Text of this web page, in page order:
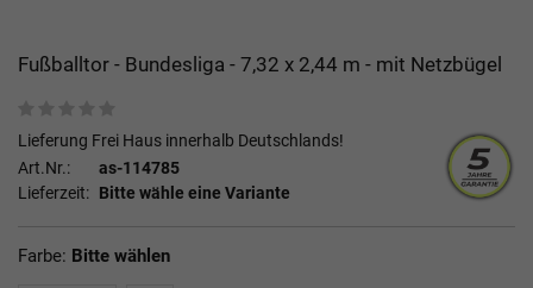
Fußballtor - Bundesliga - 7,32 x 2,44 m - mit Netzbügel
Lieferung Frei Haus innerhalb Deutschlands!
Art.Nr.:
as-114785
Lieferzeit: Bitte wähle eine Variante
Farbe: Bitte wählen